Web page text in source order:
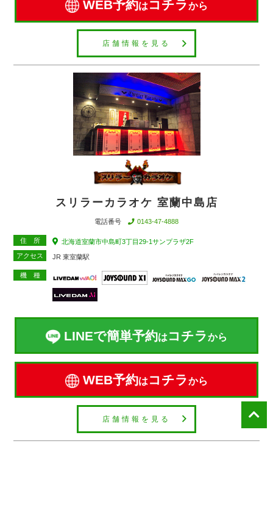
WEB予約は コチラから
店舗情報を見る
スリラーカラオケ 室蘭中島店
電話番号 0143-47-4888
住 所
北海道室蘭市中島町3丁目29-1サンプラザ2F
アクセス
JR 東室蘭駅
機 種
LINEで簡単予約は コチラから
WEB予約は コチラから
店舗情報を見る